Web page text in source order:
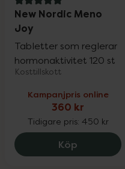
5 av 5 i omdöme
New Nordic Meno
Joy
Tabletter som reglerar
hormonaktivitet 120 st
Kosttillskott
Kampanjpris online
360 kr
Tidigare pris: 450 kr
Köp New